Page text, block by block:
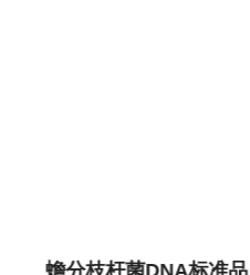
蟾分枝杆菌DNA标准品